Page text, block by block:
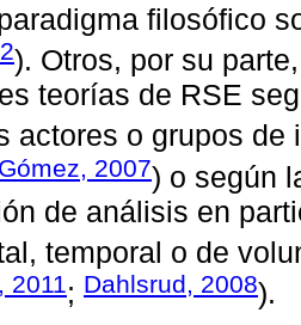
filosófico
). Otros, por su
teorías de RSE
actores o grupos de
2007) o según
de análisis en
temporal o de
2011; Dahlsrud, 2008).